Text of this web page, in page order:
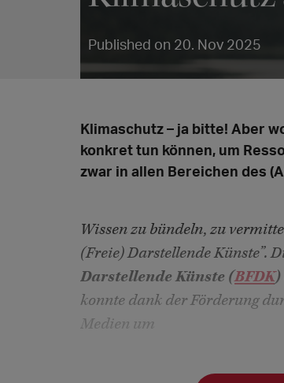
Published on 20. Nov 2025
Klimaschutz – ja bitte! Aber
konkret tun können, um
zwar in allen Bereichen des
Wissen zu bündeln, zu
(Freie) Darstellende Künste”.
Darstellende Künste (BFDK)
konnte dank der Förderung
Medien um